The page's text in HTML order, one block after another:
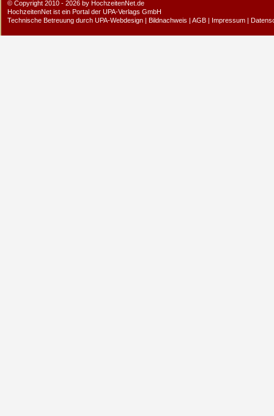
© Copyright 2010 - 2026 by HochzeitenNet.de
HochzeitenNet ist ein Portal der UPA-Verlags GmbH
Technische Betreuung durch UPA-Webdesign | Bildnachweis | AGB | Impressum |